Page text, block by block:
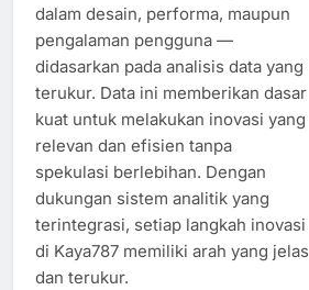
dalam desain, performa, maupun
pengalaman pengguna —
didasarkan pada analisis data yang
terukur. Data ini memberikan dasar
kuat untuk melakukan inovasi yang
relevan dan efisien tanpa
spekulasi berlebihan. Dengan
dukungan sistem analitik yang
terintegrasi, setiap langkah inovasi
di Kaya787 memiliki arah yang jelas
dan terukur.